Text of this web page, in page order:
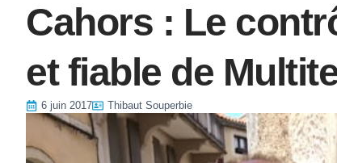
Cahors : Le
et fiable de
6 juin 2017 Thibaut Souperbie